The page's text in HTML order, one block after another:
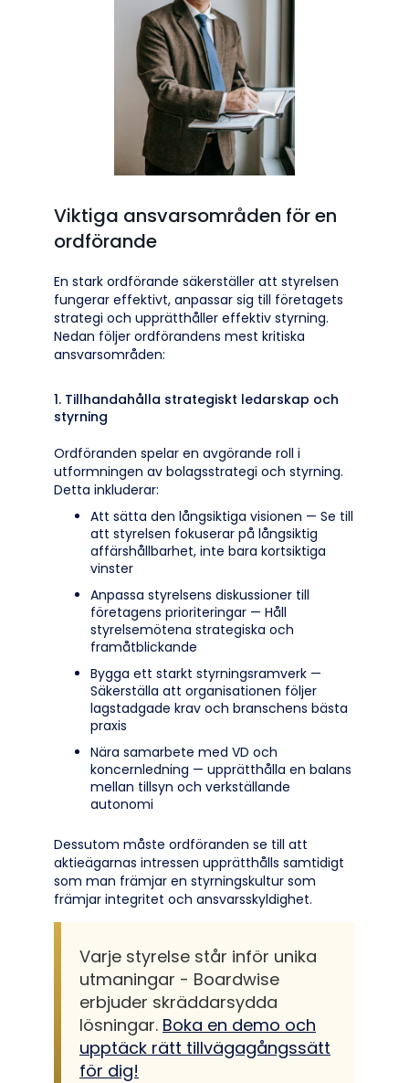
Viktiga ansvarsområden för en
ordförande
En stark ordförande säkerställer att styrelsen
fungerar effektivt, anpassar sig till företagets
strategi och upprätthåller effektiv styrning.
Nedan följer ordförandens mest kritiska
ansvarsområden:
1. Tillhandahålla strategiskt ledarskap och
styrning
Ordföranden spelar en avgörande roll i
utformningen av bolagsstrategi och styrning.
Detta inkluderar:
Att sätta den långsiktiga visionen — Se till
att styrelsen fokuserar på långsiktig
affärshållbarhet, inte bara kortsiktiga
vinster
Anpassa styrelsens diskussioner till
företagens prioriteringar — Håll
styrelsemötena strategiska och
framåtblickande
Bygga ett starkt styrningsramverk —
Säkerställa att organisationen följer
lagstadgade krav och branschens bästa
praxis
Nära samarbete med VD och
koncernledning — upprätthålla en balans
mellan tillsyn och verkställande
autonomi
Dessutom måste ordföranden se till att
aktieägarnas intressen upprätthålls samtidigt
som man främjar en styrningskultur som
främjar integritet och ansvarsskyldighet.
Varje styrelse står inför unika
utmaningar - Boardwise
erbjuder skräddarsydda
lösningar. Boka en demo och
upptäck rätt tillvägagångssätt
för dig!